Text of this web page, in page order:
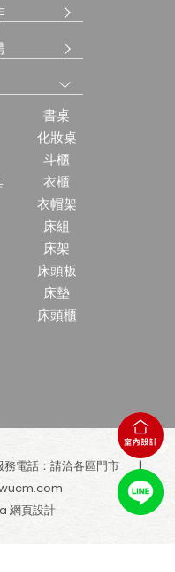
書桌
化妝桌
斗櫃
衣櫃
衣帽架
床組
床架
床頭板
床墊
床頭櫃
務電話：請洽各區門市
網頁設計